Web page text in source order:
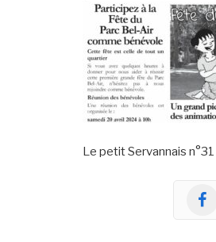
Le petit Servannais